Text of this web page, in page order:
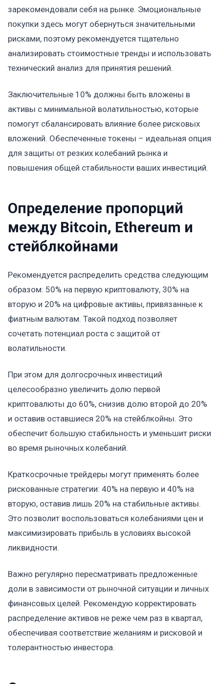
зарекомендовали себя на рынке. Эмоциональные
покупки здесь могут обернуться значительными
рисками, поэтому рекомендуется тщательно
анализировать стоимостные тренды и использовать
технический анализ для принятия решений.
Заключительные 10% должны быть вложены в
активы с минимальной волатильностью, которые
помогут сбалансировать влияние более рисковых
вложений. Обеспеченные токены – идеальная опция
для защиты от резких колебаний рынка и
повышения общей стабильности ваших инвестиций.
Определение пропорций
между Bitcoin, Ethereum и
стейблкойнами
Рекомендуется распределить средства следующим
образом: 50% на первую криптовалюту, 30% на
вторую и 20% на цифровые активы, привязанные к
фиатным валютам. Такой подход позволяет
сочетать потенциал роста с защитой от
волатильности.
При этом для долгосрочных инвестиций
целесообразно увеличить долю первой
криптовалюты до 60%, снизив долю второй до 20%
и оставив оставшиеся 20% на стейблкойны. Это
обеспечит большую стабильность и уменьшит риски
во время рыночных колебаний.
Краткосрочные трейдеры могут применять более
рискованные стратегии: 40% на первую и 40% на
вторую, оставив лишь 20% на стабильные активы.
Это позволит воспользоваться колебаниями цен и
максимизировать прибыль в условиях высокой
ликвидности.
Важно регулярно пересматривать предложенные
доли в зависимости от рыночной ситуации и личных
финансовых целей. Рекомендую корректировать
распределение активов не реже чем раз в квартал,
обеспечивая соответствие желаниям и рисковой и
толерантностью инвестора.